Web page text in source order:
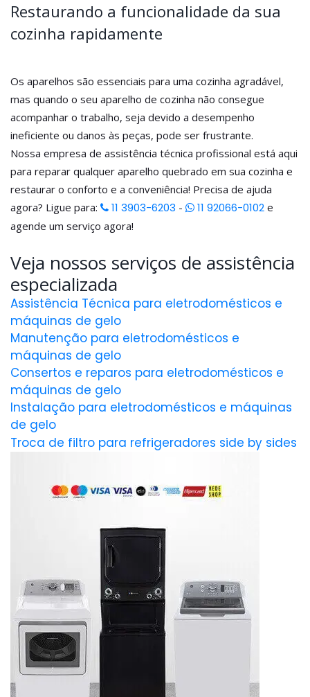
Restaurando a funcionalidade da sua
cozinha rapidamente
Os aparelhos são essenciais para uma cozinha agradável,
mas quando o seu aparelho de cozinha não consegue
acompanhar o trabalho, seja devido a desempenho
ineficiente ou danos às peças, pode ser frustrante.
Nossa empresa de assistência técnica profissional está aqui
para reparar qualquer aparelho quebrado em sua cozinha e
restaurar o conforto e a conveniência! Precisa de ajuda
agora? Ligue para:
11 3903-6203 - 11 92066-0102 e
agende um serviço agora!
Veja nossos serviços de assistência
especializada
Assistência Técnica para eletrodomésticos e
máquinas de gelo
Manutenção para eletrodomésticos e
máquinas de gelo
Consertos e reparos para eletrodomésticos e
máquinas de gelo
Instalação para eletrodomésticos e máquinas
de gelo
Troca de filtro para refrigeradores side by sides